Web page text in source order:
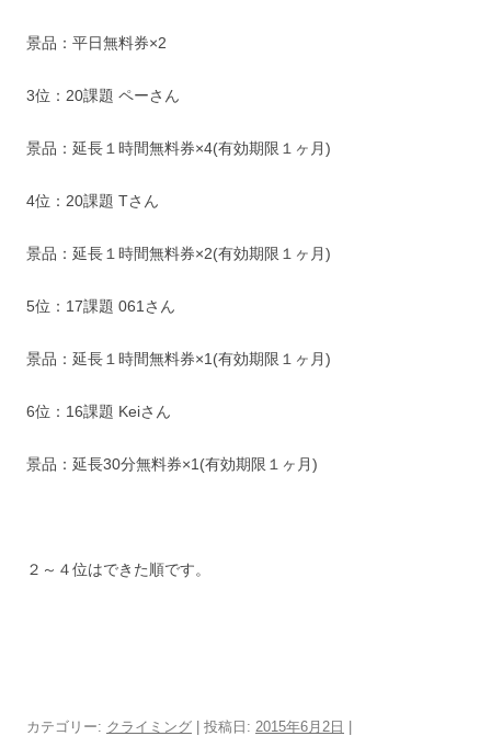
景品：平日無料券×2
3位：20課題 ペーさん
景品：延長１時間無料券×4(有効期限１ヶ月)
4位：20課題 Tさん
景品：延長１時間無料券×2(有効期限１ヶ月)
5位：17課題 061さん
景品：延長１時間無料券×1(有効期限１ヶ月)
6位：16課題 Keiさん
景品：延長30分無料券×1(有効期限１ヶ月)
２～４位はできた順です。
カテゴリー: クライミング | 投稿日: 2015年6月2日